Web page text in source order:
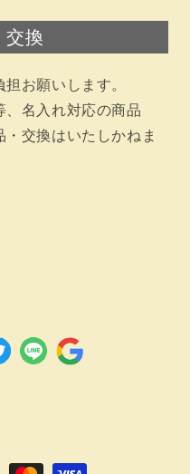
交換
お願いします。
、名入れ対応の商品
交換はいたしかねま
LINE Google